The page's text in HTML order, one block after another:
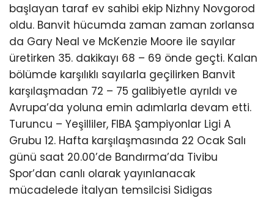
başlayan taraf ev sahibi ekip Nizhny Novgorod
oldu. Banvit hücumda zaman zaman zorlansa
da Gary Neal ve McKenzie Moore ile sayılar
üretirken 35. dakikayı 68 – 69 önde geçti. Kalan
bölümde karşılıklı sayılarla geçilirken Banvit
karşılaşmadan 72 – 75 galibiyetle ayrıldı ve
Avrupa’da yoluna emin adımlarla devam etti.
Turuncu – Yeşilliler, FIBA Şampiyonlar Ligi A
Grubu 12. Hafta karşılaşmasında 22 Ocak Salı
günü saat 20.00’de Bandırma’da Tivibu
Spor’dan canlı olarak yayınlanacak
mücadelede İtalyan temsilcisi Sidigas